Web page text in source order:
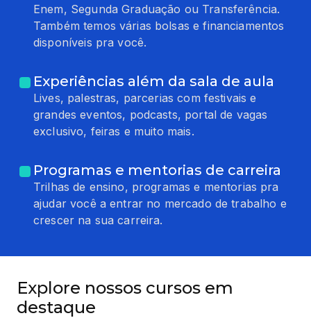
Enem, Segunda Graduação ou Transferência.
Também temos várias bolsas e financiamentos
disponíveis pra você.
Experiências além da sala de aula
Lives, palestras, parcerias com festivais e
grandes eventos, podcasts, portal de vagas
exclusivo, feiras e muito mais.
Programas e mentorias de carreira
Trilhas de ensino, programas e mentorias pra
ajudar você a entrar no mercado de trabalho e
crescer na sua carreira.
Explore nossos cursos em
destaque